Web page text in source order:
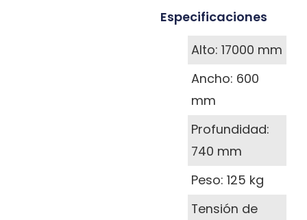
Especificaciones
Alto: 17000 mm
Ancho: 600
mm
Profundidad:
740 mm
Peso: 125 kg
Tensión de